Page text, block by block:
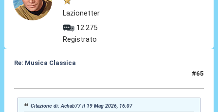
Lazionetter
12.275
Registrato
Re: Musica Classica
#65
Citazione di: Achab77 il 19 Mag 2026, 16:07